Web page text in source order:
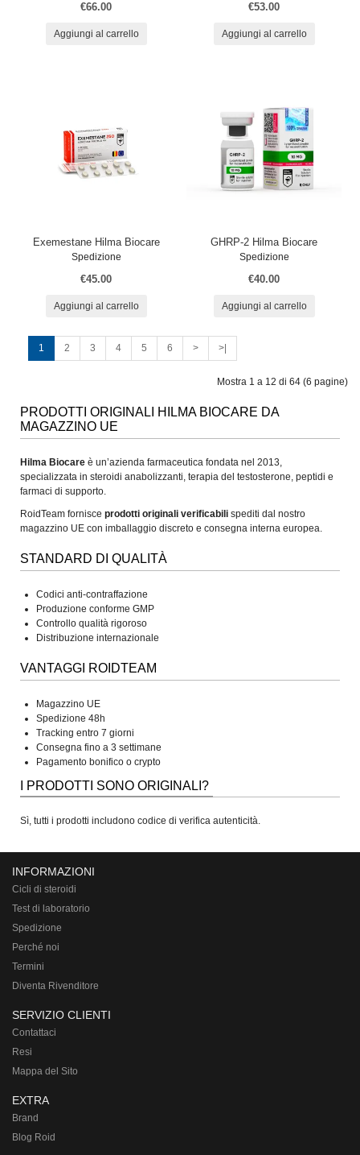
€66.00
Aggiungi al carrello
€53.00
Aggiungi al carrello
Exemestane Hilma Biocare
Spedizione
€45.00
Aggiungi al carrello
GHRP-2 Hilma Biocare
Spedizione
€40.00
Aggiungi al carrello
1 2 3 4 5 6 > >|
Mostra 1 a 12 di 64 (6 pagine)
PRODOTTI ORIGINALI HILMA BIOCARE DA
MAGAZZINO UE
Hilma Biocare è un’azienda farmaceutica fondata nel 2013,
specializzata in steroidi anabolizzanti, terapia del testosterone, peptidi e
farmaci di supporto.
RoidTeam fornisce prodotti originali verificabili spediti dal nostro
magazzino UE con imballaggio discreto e consegna interna europea.
STANDARD DI QUALITÀ
Codici anti-contraffazione
Produzione conforme GMP
Controllo qualità rigoroso
Distribuzione internazionale
VANTAGGI ROIDTEAM
Magazzino UE
Spedizione 48h
Tracking entro 7 giorni
Consegna fino a 3 settimane
Pagamento bonifico o crypto
I PRODOTTI SONO ORIGINALI?
Sì, tutti i prodotti includono codice di verifica autenticità.
INFORMAZIONI
Cicli di steroidi
Test di laboratorio
Spedizione
Perché noi
Termini
Diventa Rivenditore
SERVIZIO CLIENTI
Contattaci
Resi
Mappa del Sito
EXTRA
Brand
Blog Roid